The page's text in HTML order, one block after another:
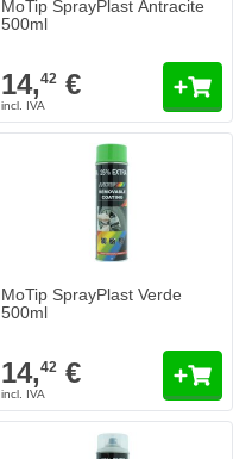
MoTip SprayPlast Antracite
500ml
14,42 €
MoTip SprayPlast Verde
500ml
14,42 €